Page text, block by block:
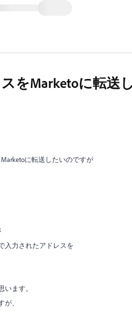
をMarketoに転送
に転送したいのですが
入力されたアドレスを
ます。
、